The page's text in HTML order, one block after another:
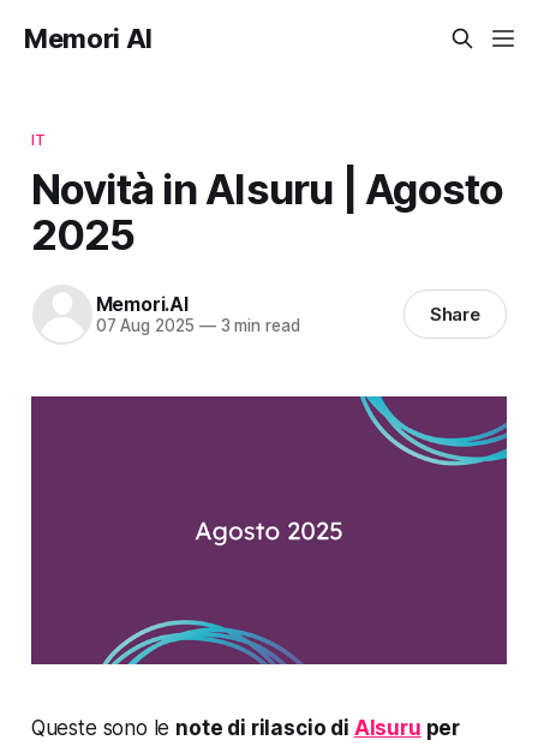
Memori AI
IT
Novità in AIsuru | Agosto
2025
Memori.AI
07 Aug 2025 —3 min read Share
Queste sono le note di rilascio di AIsuru per